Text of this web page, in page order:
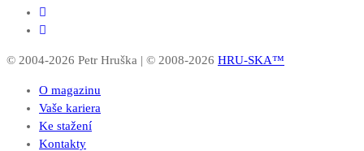
© 2004-2026 Petr Hruška | © 2008-2026 HRU-SKA™
O magazinu
Vaše kariera
Ke stažení
Kontakty